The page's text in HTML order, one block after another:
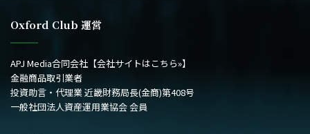
Oxford Club 運営
APJ Media合同会社 【会社サイトはこちら»】
金融商品取引業者
投資助言・代理業 近畿財務局長(金商)第408号
一般社団法人資産運用業協会 会員